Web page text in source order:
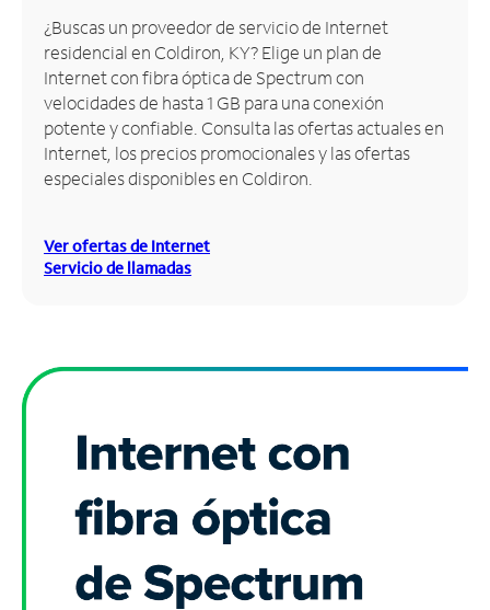
Inglés
Administrar
cuenta
Encuentra
una
tienda
¿Buscas un proveedor de servicio de Internet
residencial en Coldiron, KY? Elige un plan de
Internet con fibra óptica de Spectrum con
velocidades de hasta 1 GB para una conexión
potente y confiable. Consulta las ofertas actuales en
Internet, los precios promocionales y las ofertas
especiales disponibles en Coldiron.
Ver ofertas de Internet
Servicio de llamadas